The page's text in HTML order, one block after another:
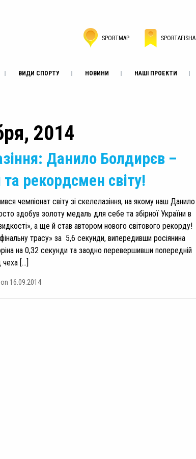
SPORTMAP SPORTAFISHA
ВИДИ СПОРТУ НОВИНИ НАШІ ПРОЕКТИ
2014
Данило Болдирєв –
рекордсмен світу!
чемпіонат світу зі скелелазіння, на якому наш Данило
здобув золоту медаль для себе та збірної України в
а ще й став автором нового світового рекорду!
трасу» за 5,6 секунди, випередивши росіянина
на 0,32 секунди та заодно перевершивши попередній
чеха […]
on 16.09.2014